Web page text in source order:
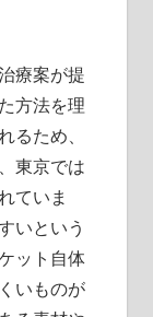
療案が提
方法を理
ため、
東京では
ていま
いという
ット自体
いものが